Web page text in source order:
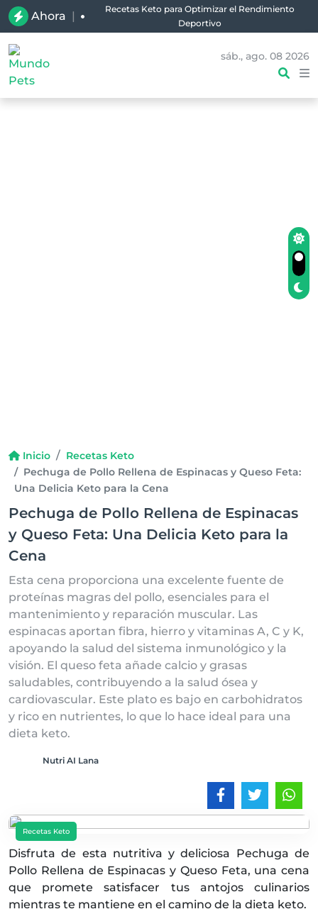
Ahora |
Recetas Keto para Optimizar el Rendimiento
Deportivo
sáb., ago. 08 2026
Inicio
Recetas Keto
Pechuga de Pollo Rellena de Espinacas y Queso Feta:
Una Delicia Keto para la Cena
Pechuga de Pollo Rellena de Espinacas
y Queso Feta: Una Delicia Keto para la
Cena
Esta cena proporciona una excelente fuente de
proteínas magras del pollo, esenciales para el
mantenimiento y reparación muscular. Las
espinacas aportan fibra, hierro y vitaminas A, C y K,
apoyando la salud del sistema inmunológico y la
visión. El queso feta añade calcio y grasas
saludables, contribuyendo a la salud ósea y
cardiovascular. Este plato es bajo en carbohidratos
y rico en nutrientes, lo que lo hace ideal para una
dieta keto.
Nutri AI Lana
Recetas Keto
Disfruta de esta nutritiva y deliciosa Pechuga de
Pollo Rellena de Espinacas y Queso Feta, una cena
que promete satisfacer tus antojos culinarios
mientras te mantiene en el camino de la dieta keto.